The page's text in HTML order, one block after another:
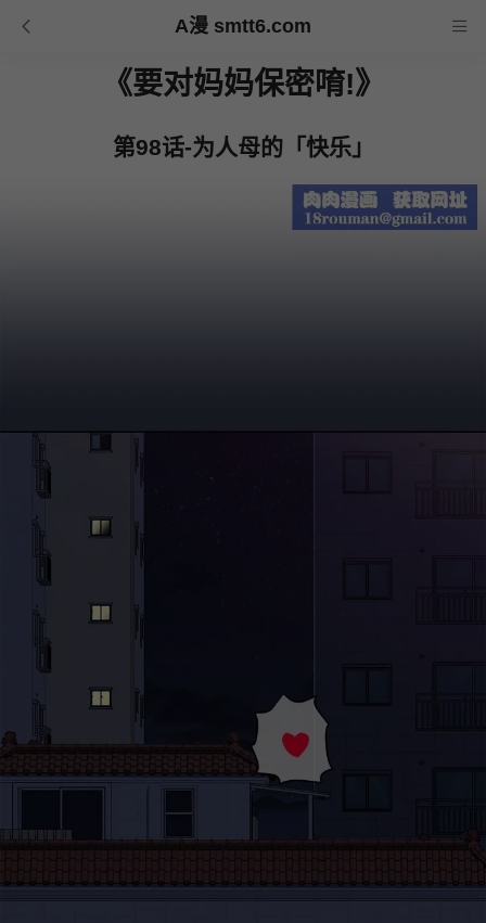
A漫 smtt6.com
《要对妈妈保密唷!》
第98话-为人母的「快乐」